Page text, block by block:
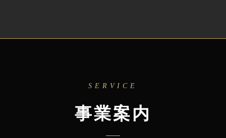
SERVICE
事業案内